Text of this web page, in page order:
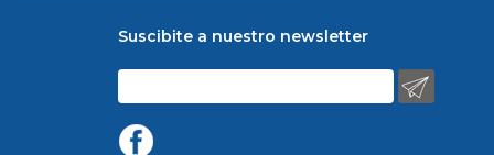
Suscibite a nuestro newsletter